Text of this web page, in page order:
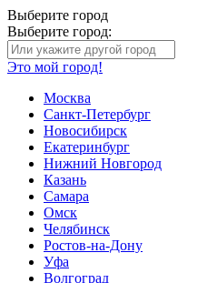
Выберите город
Выберите город:
Это мой город!
Москва
Санкт-Петербург
Новосибирск
Екатеринбург
Нижний Новгород
Казань
Самара
Омск
Челябинск
Ростов-на-Дону
Уфа
Волгоград